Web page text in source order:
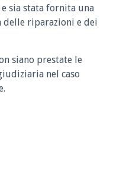
sia stata fornita una
delle riparazioni e dei
siano prestate le
nel caso